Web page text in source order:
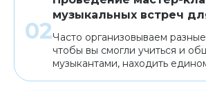
музыкальных встреч
Часто организовываем
чтобы вы смогли учиться и
музыкантами, находить